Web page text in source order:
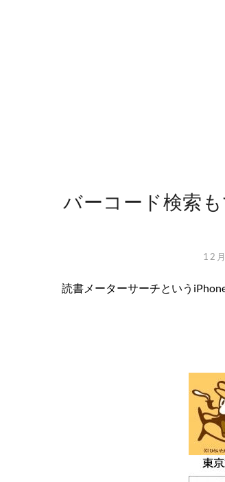
バーコード検索
12
読書メーターサーチという